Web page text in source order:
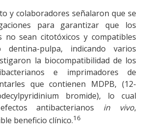
y colaboradores señalaron que se
para garantizar que los
no sean citotóxicos y compatibles
pulpa, indicando varios
la biocompatibilidad de los
e imprimadores de
que contienen MDPB, (12-
bromide), lo cual
antibacterianos in vivo,
beneficio clínico.16